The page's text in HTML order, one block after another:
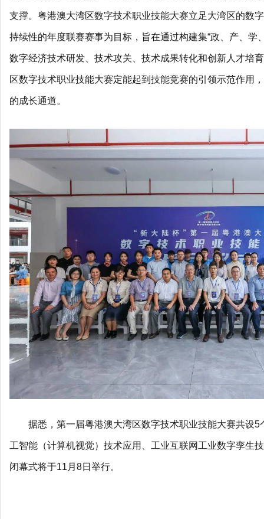
支撑。粤港澳大湾区数字技术职业技能大赛立足大湾区的数
持续性的年度联赛赛事为目标，旨在通过构建集“政、产、学
数字经济技术研发、技术攻关、技术成果转化和创新人才培
区数字技术职业技能大赛定能起到技能竞赛的引领示范作用
的成长通道。
据悉，第一届粤港澳大湾区数字技术职业技能大赛共设
工智能（计算机视觉）技术应用、工业互联网工业数字孪生
闭幕式将于11月8日举行。